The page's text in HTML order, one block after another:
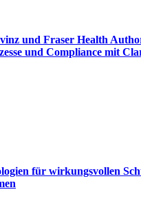
und Fraser Health
und Compliance mit
für wirkungsvollen